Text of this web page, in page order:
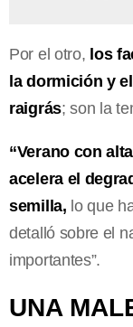
Por el otro, los
la dormición y
raigrás; son la
“Verano con
acelera el
semilla, lo que
detalló sobre el
importantes”.
UNA